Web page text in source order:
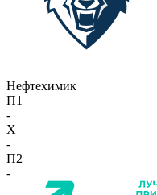
Нефтехимик
П1
-
X
-
П2
-